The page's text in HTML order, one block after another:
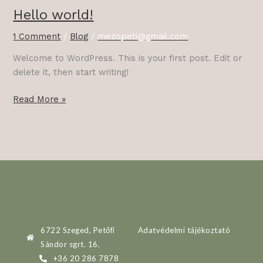
Hello world!
1 Comment / Blog / mezopeti@gmail.com
Welcome to WordPress. This is your first post. Edit or
delete it, then start writing!
Hello
Read More »
6722 Szeged, Petőfi
Sándor sgrt. 16.
+36 20 286 7878
Adatvédelmi tájékoztató